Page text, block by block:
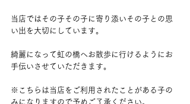
当店ではその子その子に寄り添いその子との思
い出を大切にしています。
綺麗になって虹の橋へお散歩に行けるようにお
手伝いさせていただきます。
※こちらは当店をご利用されたことがある子の
みになりますので予めご了承ください。